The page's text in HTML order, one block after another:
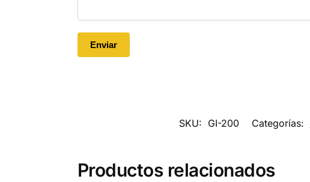
SKU: GI-200 Categorías:
Productos relacionados